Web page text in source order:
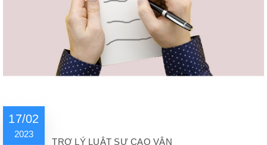
17/02
2023
TRỢ LÝ LUẬT SƯ CAO VÂN